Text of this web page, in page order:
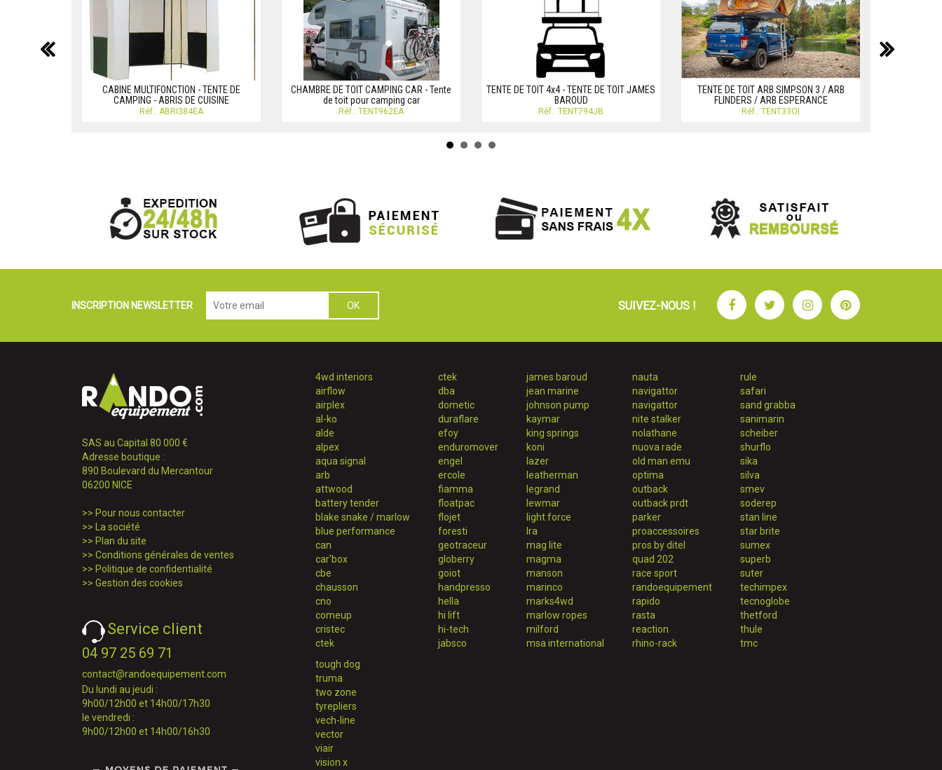
CABINE MULTIFONCTION - TENTE DE
CAMPING - ABRIS DE CUISINE
Réf.: ABRI384EA
CHAMBRE DE TOIT CAMPING CAR - Tente
de toit pour camping car
Réf.: TENT962EA
TENTE DE TOIT 4x4 - TENTE DE TOIT JAMES
BAROUD
Réf.: TENT794JB
TENTE DE TOIT ARB SIMPSON 3 / ARB
FLINDERS / ARB ESPERANCE
Réf.: TENT33OI
précédent
INSCRIPTION NEWSLETTER SUIVEZ-NOUS ! FacebookTwitterInstagramPinterest
SAS au Capital 80 000 €
Adresse boutique :
890 Boulevard du Mercantour
06200 NICE
>> Pour nous contacter
>>
La société
>> Plan du site
>> Conditions générales de ventes
>> Politique de confidentialité
>> Gestion des cookies
Service client
04 97 25 69 71
contact@randoequipement.com
Du lundi au jeudi :
9h00/12h00 et 14h00/17h30
le vendredi :
9h00/12h00 et 14h00/16h30
4wd interiors
airflow
airplex
al-ko
alde
alpex
aqua signal
arb
attwood
battery tender
blake snake / marlow
blue performance
can
car'box
cbe
chausson
cno
comeup
cristec
ctek
ctek
dba
dometic
duraflare
efoy
enduromover
engel
ercole
fiamma
floatpac
flojet
foresti
geotraceur
globerry
goiot
handpresso
hella
hi lift
hi-tech
jabsco
james baroud
jean marine
johnson pump
kaymar
king springs
koni
lazer
leatherman
legrand
lewmar
light force
lra
mag lite
magma
manson
marinco
marks4wd
marlow ropes
milford
msa international
nauta
navigattor
navigattor
nite stalker
nolathane
nuova rade
old man emu
optima
outback
outback prdt
parker
proaccessoires
pros by ditel
quad 202
race sport
randoequipement
rapido
rasta
reaction
rhino-rack
rule
safari
sand grabba
sanimarin
scheiber
shurflo
sika
silva
smev
soderep
stan line
star brite
sumex
superb
suter
techimpex
tecnoglobe
thetford
thule
tmc
tough dog
truma
two zone
tyrepliers
vech-line
vector
viair
vision x